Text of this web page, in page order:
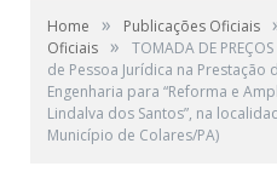
Home » Publicações Oficiais
Oficiais »
TOMADA DE
de Pessoa Jurídica na Prestação
Engenharia para “Reforma e
Lindalva dos Santos”, na
Município de Colares/PA)